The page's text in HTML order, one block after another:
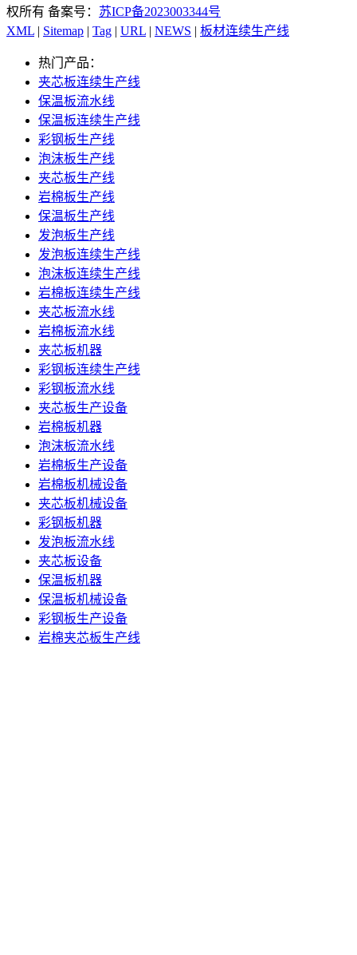
权所有 备案号： 苏ICP备2023003344号
XML | Sitemap | Tag | URL | NEWS | 板材连续生产线
热门产品：
夹芯板连续生产线
保温板流水线
保温板连续生产线
彩钢板生产线
泡沫板生产线
夹芯板生产线
岩棉板生产线
保温板生产线
发泡板生产线
发泡板连续生产线
泡沫板连续生产线
岩棉板连续生产线
夹芯板流水线
岩棉板流水线
夹芯板机器
彩钢板连续生产线
彩钢板流水线
夹芯板生产设备
岩棉板机器
泡沫板流水线
岩棉板生产设备
岩棉板机械设备
夹芯板机械设备
彩钢板机器
发泡板流水线
夹芯板设备
保温板机器
保温板机械设备
彩钢板生产设备
岩棉夹芯板生产线